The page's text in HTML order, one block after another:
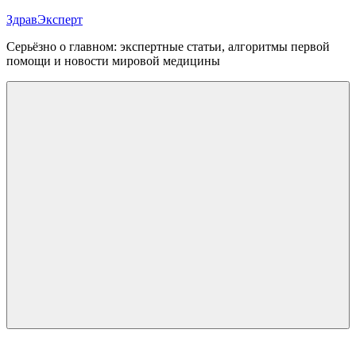
Перейти
содержимому
ЗдравЭксперт
Серьёзно о главном: экспертные статьи, алгоритмы первой
помощи и новости мировой медицины